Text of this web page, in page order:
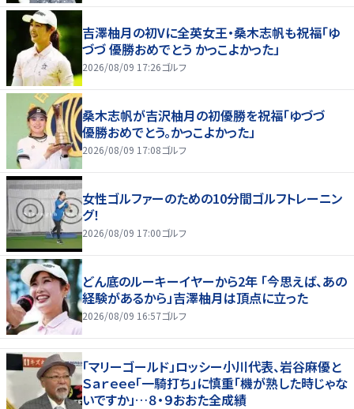
吉澤柚月の初Vに全英女王・桑木志帆も祝福「ゆ
づづ 優勝おめでとう かっこよかった」
2026/08/09 17:26ゴルフ
桑木志帆が吉沢柚月の初優勝を祝福「ゆづづ
優勝おめでとう。かっこよかった」
2026/08/09 17:08ゴルフ
女性ゴルファーのための10分間ゴルフトレーニン
グ！
2026/08/09 17:00ゴルフ
どん底のルーキーイヤーから2年 「今思えば、あの
経験があるから」吉澤柚月は頂点に立った
2026/08/09 16:57ゴルフ
「マリーゴールド」ロッシー小川代表、岩谷麻優と
Ｓａｒｅｅｅ「一騎打ち」に慎重「機が熟した時じゃな
いですか」…８・９おおた全成績